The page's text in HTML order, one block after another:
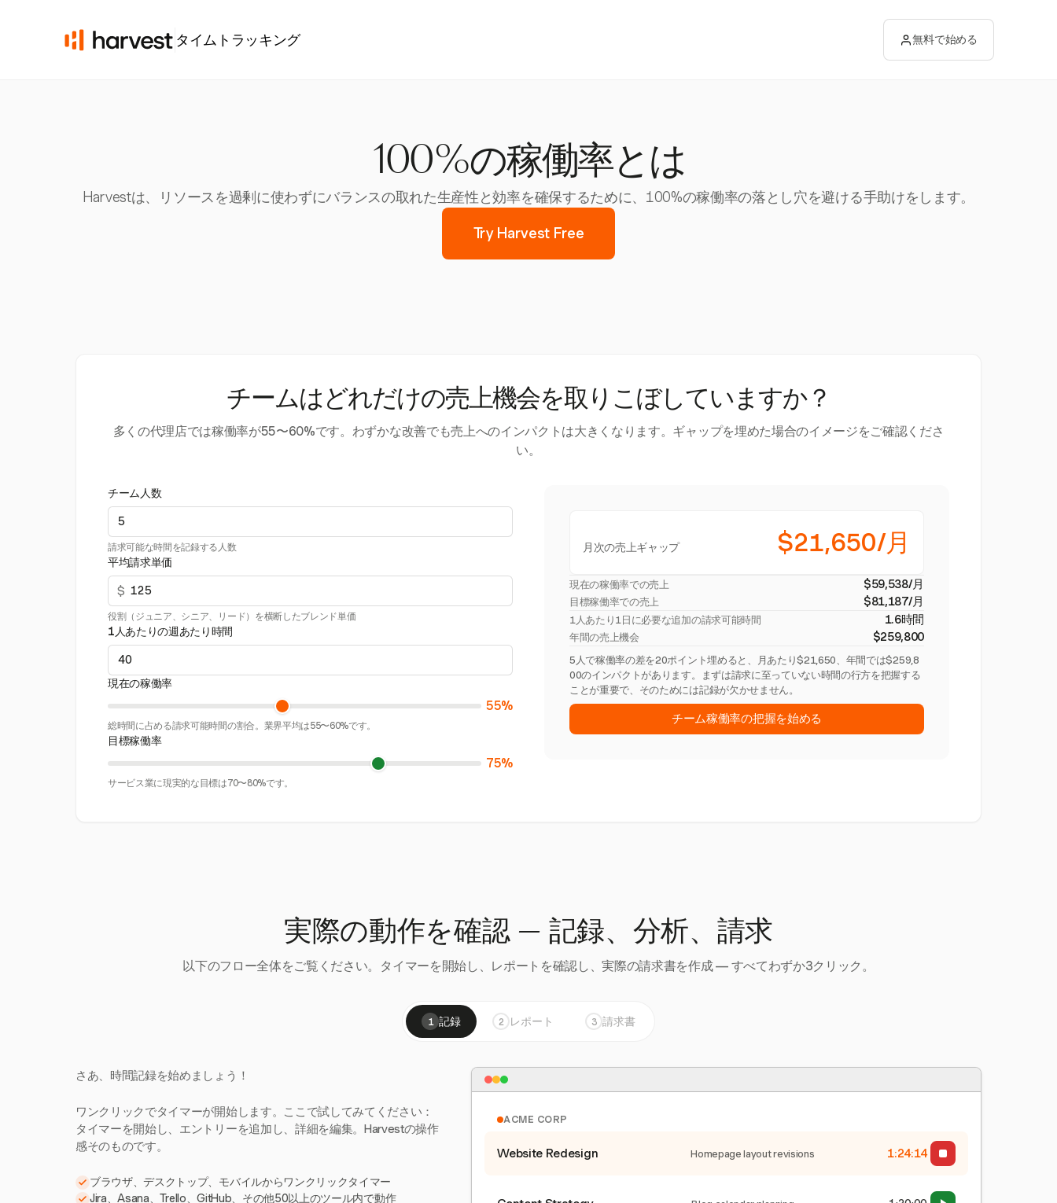
タイムトラッキング 無料で始める
100%の稼働率とは
Harvestは、リソースを過剰に使わずにバランスの取れた生産性と効率を確保するために、100%の稼働率の落とし穴を避ける手助けをします。
Try Harvest Free
チームはどれだけの売上機会を取りこぼしていますか？
多くの代理店では稼働率が55〜60%です。わずかな改善でも売上へのインパクトは大きくなります。ギャップを埋めた場合のイメージをご確認くださ
い。
チーム人数
請求可能な時間を記録する人数
平均請求単価
$
役割（ジュニア、シニア、リード）を横断したブレンド単価
1人あたりの週あたり時間
現在の稼働率
55%
総時間に占める請求可能時間の割合。業界平均は55〜60%です。
目標稼働率
75%
サービス業に現実的な目標は70〜80%です。
月次の売上ギャップ $21,650/月
現在の稼働率での売上 $59,538/月
目標稼働率での売上 $81,187/月
1人あたり1日に必要な追加の請求可能時間 1.6時間
年間の売上機会 $259,800
5人で稼働率の差を20ポイント埋めると、月あたり$21,650、年間では$259,8
00のインパクトがあります。まずは請求に至っていない時間の行方を把握する
ことが重要で、そのためには記録が欠かせません。
チーム稼働率の把握を始める
実際の動作を確認 — 記録、分析、請求
以下のフロー全体をご覧ください。タイマーを開始し、レポートを確認し、実際の請求書を作成 — すべてわずか3クリック。
1 記録 2 レポート 3 請求書
さあ、時間記録を始めましょう！
ワンクリックでタイマーが開始します。ここで試してみてください：
タイマーを開始し、エントリーを追加し、詳細を編集。Harvestの操作
感そのものです。
ブラウザ、デスクトップ、モバイルからワンクリックタイマー
Jira、Asana、Trello、GitHub、その他50以上のツール内で動作
ACME CORP
Website Redesign Homepage layout revisions 1:24:15